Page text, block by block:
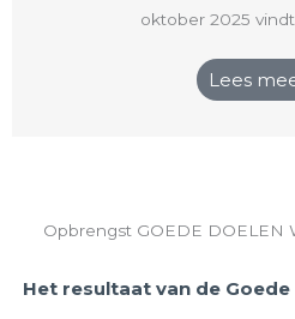
oktober 2025 vindt
Lees
Opbrengst GOEDE DOELEN
Het resultaat van de